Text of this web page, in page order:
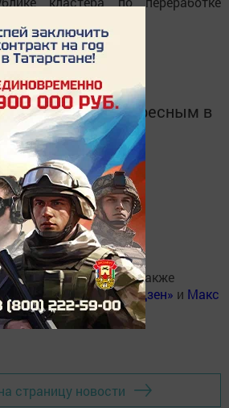
важным и интересным в
Татмедиа
Татарстана в
MАХ:
нашTelegram-канал, а также
,Одноклассниках,«Дзен» и Макс
страницу новости